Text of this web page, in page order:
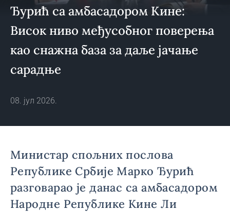
Ђурић са амбасадором Кине:
Висок ниво међусобног поверења
као снажна база за даље јачање
сарадње
08. јул 2026.
Министар спољних послова
Републике Србије Марко Ђурић
разговарао је данас са амбасадором
Народне Републике Кине Ли